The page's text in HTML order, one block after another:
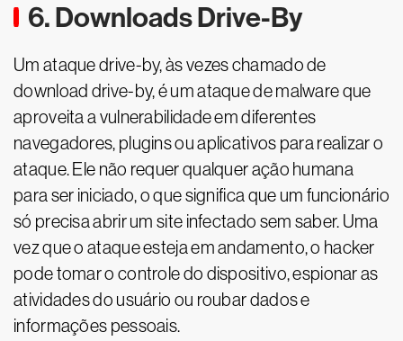
6. Downloads Drive-By
Um ataque drive-by, às vezes chamado de
download drive-by, é um ataque de malware que
aproveita a vulnerabilidade em diferentes
navegadores, plugins ou aplicativos para realizar o
ataque. Ele não requer qualquer ação humana
para ser iniciado, o que significa que um funcionário
só precisa abrir um site infectado sem saber. Uma
vez que o ataque esteja em andamento, o hacker
pode tomar o controle do dispositivo, espionar as
atividades do usuário ou roubar dados e
informações pessoais.